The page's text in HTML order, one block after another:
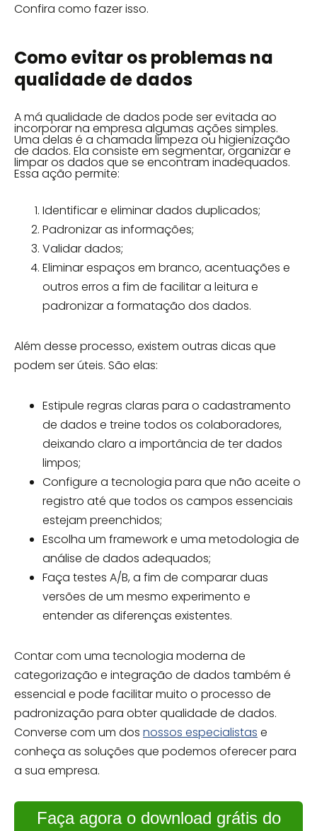
Confira como fazer isso.
Como evitar os problemas na
qualidade de dados
A má qualidade de dados pode ser evitada ao
incorporar na empresa algumas ações simples.
Uma delas é a chamada limpeza ou higienização
de dados. Ela consiste em segmentar, organizar e
limpar os dados que se encontram inadequados.
Essa ação permite:
Identificar e eliminar dados duplicados;
Padronizar as informações;
Validar dados;
Eliminar espaços em branco, acentuações e
outros erros a fim de facilitar a leitura e
padronizar a formatação dos dados.
Além desse processo, existem outras dicas que
podem ser úteis. São elas:
Estipule regras claras para o cadastramento
de dados e treine todos os colaboradores,
deixando claro a importância de ter dados
limpos;
Configure a tecnologia para que não aceite o
registro até que todos os campos essenciais
estejam preenchidos;
Escolha um framework e uma metodologia de
análise de dados adequados;
Faça testes A/B, a fim de comparar duas
versões de um mesmo experimento e
entender as diferenças existentes.
Contar com uma tecnologia moderna de
categorização e integração de dados também é
essencial e pode facilitar muito o processo de
padronização para obter qualidade de dados.
Converse com um dos nossos especialistas e
conheça as soluções que podemos oferecer para
a sua empresa.
Faça agora o download grátis do